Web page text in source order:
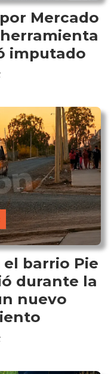
Mercado
imputado
barrio Pie
durante la
nuevo